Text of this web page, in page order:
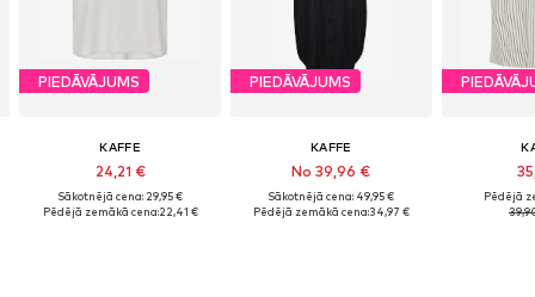
PIEDĀVĀJUMS
KAFFE
24,21 €
Sākotnējā cena: 29,95 €
Pēdējā zemākā cena:22,41 €
PIEDĀVĀJUMS
KAFFE
No 39,96 €
Sākotnējā cena: 49,95 €
Pēdējā zemākā cena:34,97 €
Pēdējā